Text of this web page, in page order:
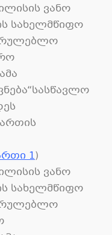
ვანო
სახელმწიფო
1)
ვანო
სახელმწიფო